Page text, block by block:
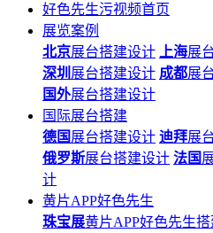
好色先生污视频首页
展览案例
北京展台搭建设计 上海展
深圳 展台搭建设计 成都展
国外展台搭建设计
国际展台搭建
德国 展台搭建设计 迪拜展
俄罗斯展台搭建设计 法国
计
黄片APP好色先生
珠宝展黄片APP好色先生搭